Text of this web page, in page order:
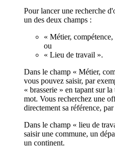
Pour lancer une recherche
un des deux champs :
« Métier,
ou
« Lieu de travail ».
Dans le champ « Métier,
vous pouvez saisir, par
« brasserie » en tapant sur
mot. Vous recherchez une
directement sa référence,
Dans le champ « lieu de
saisir une commune, un
un continent.